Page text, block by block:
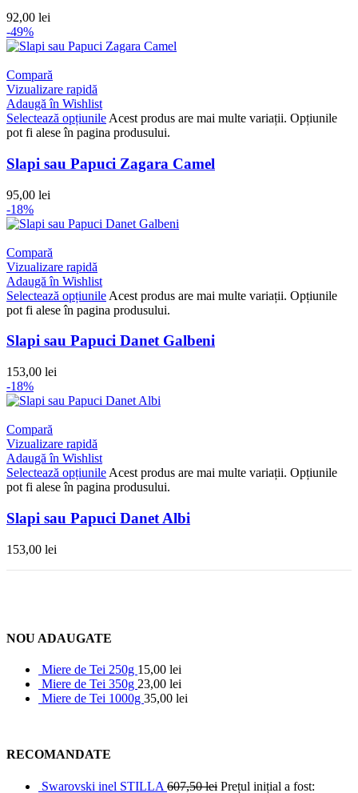
92,00 lei
-49%
Compară
Vizualizare rapidă
Adaugă în Wishlist
Selectează opțiunile Acest produs are mai multe variații. Opțiunile
pot fi alese în pagina produsului.
Slapi sau Papuci Zagara Camel
95,00 lei
-18%
Compară
Vizualizare rapidă
Adaugă în Wishlist
Selectează opțiunile Acest produs are mai multe variații. Opțiunile
pot fi alese în pagina produsului.
Slapi sau Papuci Danet Galbeni
153,00 lei
-18%
Compară
Vizualizare rapidă
Adaugă în Wishlist
Selectează opțiunile Acest produs are mai multe variații. Opțiunile
pot fi alese în pagina produsului.
Slapi sau Papuci Danet Albi
153,00 lei
NOU ADAUGATE
Miere de Tei 250g 15,00 lei
Miere de Tei 350g 23,00 lei
Miere de Tei 1000g 35,00 lei
RECOMANDATE
Swarovski inel STILLA 607,50lei Prețul inițial a fost: